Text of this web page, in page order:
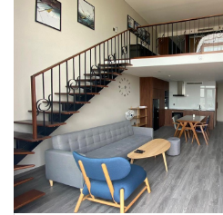
Seasons Avenue, Hà
Sky Park Residence, Cầu
Skycity, Ba Đình Quận
Somerset West Point,
Starlake, Tây Hồ Quận
Sun Grand City, Ba Đình
Sun Grand City Ancora
Sunshine City, Tây Hồ